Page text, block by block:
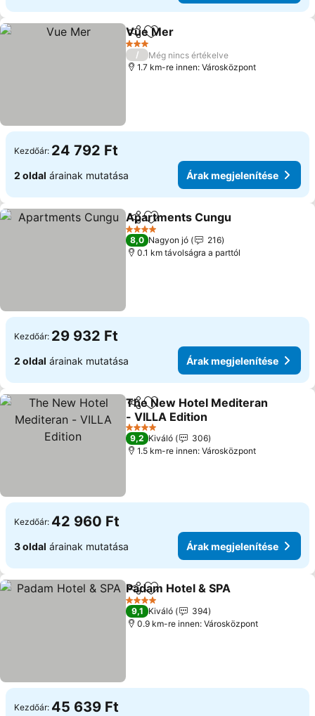
MegosztásHozzáadás a kedvencekhez
Vue Mer
3 Kategória
/
Még nincs értékelve
1.7 km-re innen: Városközpont
Kezdőár: 24 792 Ft
2 oldal árainak mutatása Árak megjelenítése
Megosztás
Hozzáadás a kedvencekhez
Apartments Cungu
4 Kategória
8,0 Nagyon jó
216
0.1 km távolságra a parttól
Kezdőár: 29 932 Ft
2 oldal árainak mutatása Árak megjelenítése
MegosztásHozzáadás a kedvencekhez
The New Hotel Mediteran
- VILLA Edition
Árak megjelenítése
4 Kategória
9,2 Kiváló
306
1.5 km-re innen: Városközpont
Kezdőár: 42 960 Ft
3 oldal árainak mutatása Árak megjelenítése
Megosztás
Hozzáadás a kedvencekhez
Padam Hotel & SPA
4 Kategória
9,1 Kiváló
394
0.9 km-re innen: Városközpont
Kezdőár: 45 639 Ft